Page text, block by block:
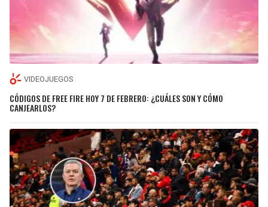
VIDEOJUEGOS
CÓDIGOS DE FREE FIRE HOY 7 DE FEBRERO: ¿CUÁLES SON Y CÓMO
CANJEARLOS?